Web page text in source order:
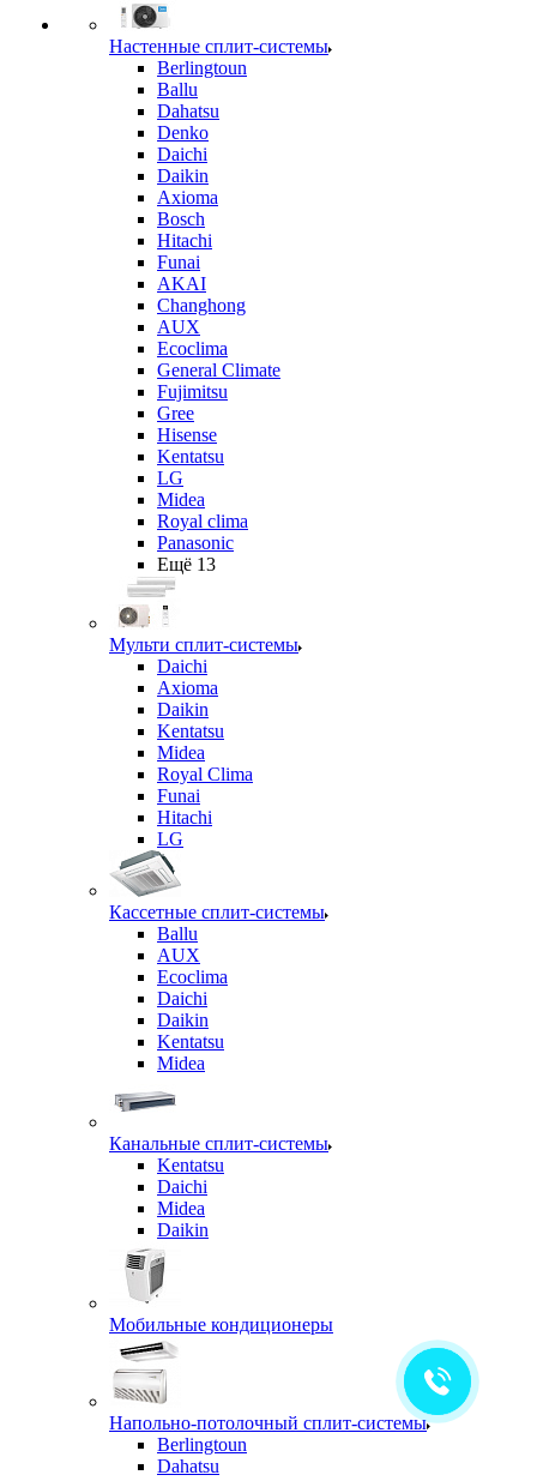
Настенные сплит-системы
Berlingtoun
Ballu
Dahatsu
Denko
Daichi
Daikin
Axioma
Bosch
Hitachi
Funai
AKAI
Changhong
AUX
Ecoclima
General Climate
Fujimitsu
Gree
Hisense
Kentatsu
LG
Midea
Royal clima
Panasonic
Ещё 13
Мульти сплит-системы
Daichi
Axioma
Daikin
Kentatsu
Midea
Royal Clima
Funai
Hitachi
LG
Кассетные сплит-системы
Ballu
AUX
Ecoclima
Daichi
Daikin
Kentatsu
Midea
Канальные сплит-системы
Kentatsu
Daichi
Midea
Daikin
Мобильные кондиционеры
Напольно-потолочный сплит-системы
Berlingtoun
Dahatsu